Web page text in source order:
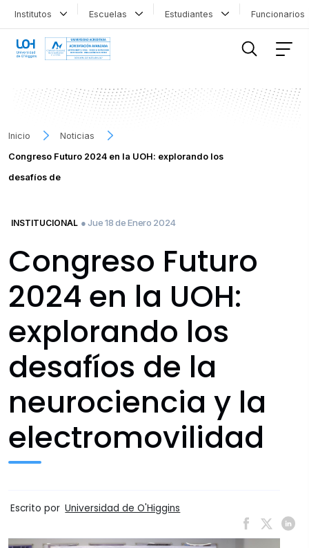
Institutos Escuelas Estudiantes
Inicio
Noticias
Congreso Futuro 2024 en la UOH: explorando los
desafíos de
INSTITUCIONAL ● Jue 18 de Enero 2024
Congreso Futuro
2024 en la UOH:
explorando los
desafíos de la
neurociencia y la
electromovilidad
Escrito por Universidad de O'Higgins